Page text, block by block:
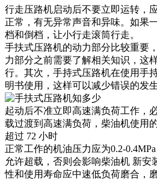
行走压路机启动​​后不要立即运转，
正常，有无异常声音和异味。如果
档和倒档，让小行走滚筒行走。
手扶式压路机的动力部分比较重要
力部分之前需要了解相关知识，这
行。其次，手持式压路机在使用手
明书使用，这样可以减少错误的发
起动后不准立即高速满负荷工作，
载过渡到高速满负荷，柴油机使用
超过 72 小时
正常工作的机油压力应为0.2-
允许超载，否则会影响柴油机 新安
性和使用寿命应中速低负荷磨合，